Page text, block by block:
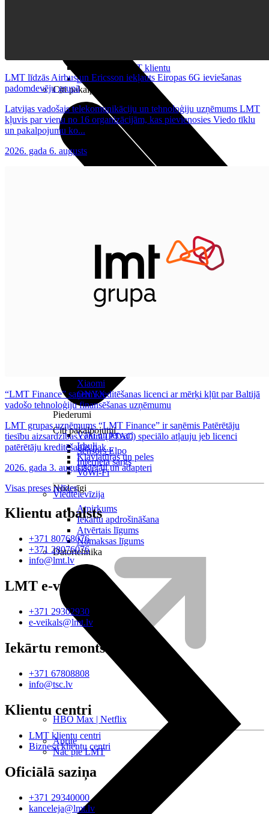
Kā kļūt par LMT klientu
eSIM tehnoloģija
Citi pakalpojumi
Citi pakalpojumi
Sensors Elpo
Interneta sargs
VoWi-Fi
Viedtelevīzija
HBO Max | Netflix
Aprite
Nāc pie LMT
Xiaomi
ONYX
Piederumi
Vāki un ietvari
Irbuļi
Klaviatūras un peles
Lādētāji un adapteri
Noderīgi
Atpirkums
Iekārtu apdrošināšana
Atvērtais līgums
Nomaksas līgums
Datortehnika
LMT līdzās Airbus un Ericsson iekļauts Eiropas 6G ieviešanas
padomdevēju grupā
Latvijas vadošais telekomunikāciju un tehnoloģiju uzņēmums LMT
kļuvis par vienu no 16 organizācijām, kas pievienosies Viedo tīklu
un pakalpojumu ko...
2026. gada 6. augusts
“LMT Finance” saņem kreditēšanas licenci ar mērķi kļūt par Baltijā
vadošo tehnoloģiju finansēšanas uzņēmumu
LMT grupas uzņēmums “LMT Finance” ir saņēmis Patērētāju
tiesību aizsardzības centra (PTAC) speciālo atļauju jeb licenci
patērētāju kreditēšanas pak...
2026. gada 3. augusts
Visas preses relīzes
Klientu atbalsts
+371 80768076
+371 28076076
info@lmt.lv
LMT e-veikals
+371 29302930
e-veikals@lmt.lv
Iekārtu remonts
+371 67808808
info@tsc.lv
Klientu centri
LMT klientu centri
Biznesa klientu centri
Oficiālā saziņa
+371 29340000
kanceleja@lmt.lv